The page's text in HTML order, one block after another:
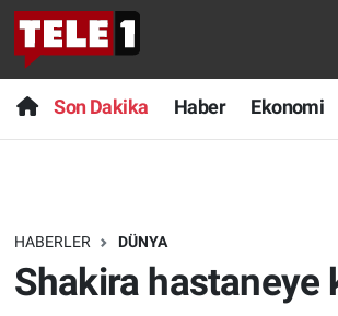
Son Dakika Haber Ekonomi
HABERLER DÜNYA
Shakira hastaneye
Anında Manşet
Başka Sohbetler
Bilim turu
Son Dakika
Haber
Dünya
Nöbetçi Eczaneler
Hava Durumu
Trafik Durumu
Süper Lig Puan Durumu ve Fikstür